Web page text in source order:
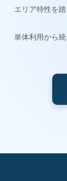
エリア特性を
単体利用から